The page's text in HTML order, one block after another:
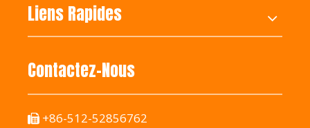
Liens Rapides
Contactez-Nous
 +86-512-52856762